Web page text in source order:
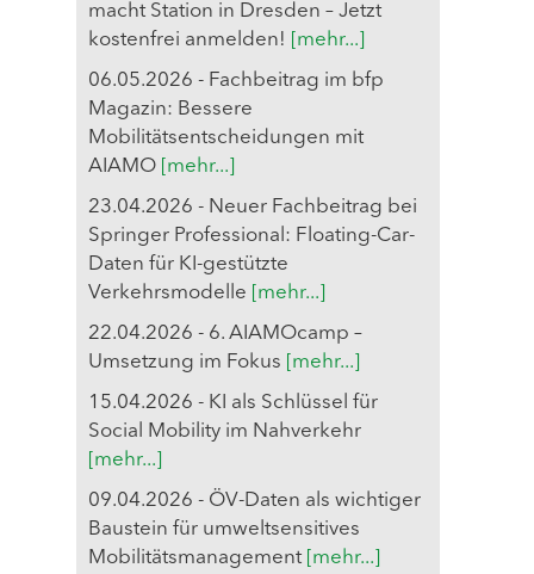
macht Station in Dresden – Jetzt
kostenfrei anmelden!
[mehr...]
06.05.2026 - Fachbeitrag im bfp
Magazin: Bessere
Mobilitätsentscheidungen mit
AIAMO [mehr...]
23.04.2026 - Neuer Fachbeitrag bei
Springer Professional: Floating-Car-
Daten für KI-gestützte
Verkehrsmodelle
[mehr...]
22.04.2026 - 6. AIAMOcamp –
Umsetzung im Fokus
[mehr...]
15.04.2026 - KI als Schlüssel für
Social Mobility im Nahverkehr
[mehr...]
09.04.2026 - ÖV-Daten als wichtiger
Baustein für umweltsensitives
Mobilitätsmanagement [mehr...]